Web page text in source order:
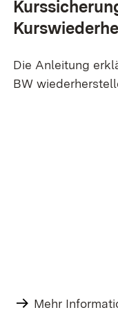
Die Anleitung
BW
Mehr